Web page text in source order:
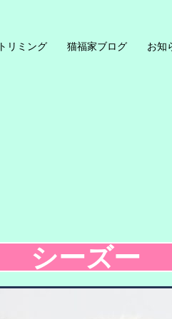
トリミング 猫福家ブログ お知
シーズー